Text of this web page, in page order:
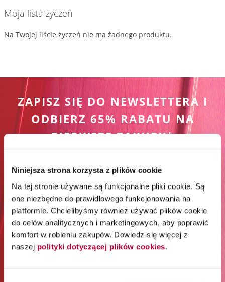
Niniejsza strona korzysta z plików cookie
Na tej stronie używane są funkcjonalne pliki cookie. Są
one niezbędne do prawidłowego funkcjonowania na
platformie. Chcielibyśmy również używać plików cookie
do celów analitycznych i marketingowych, aby poprawić
komfort w robieniu zakupów. Dowiedz się więcej z
naszej polityki dotyczącej plików cookies.
Moja lista życzeń
Na Twojej liście życzeń nie ma żadnego produktu.
ZAPISZ SIĘ DO NEWSLETTERA I
ODBIERZ 65% RABATU NA
PIERWSZE ZAKUPY*
*Rabat jest jednorazowy. Obejmuje marki Wella
Professionals (z wyłączeniem Wella Care, Wella Technik i
akcesoriów) i Londa Professional.
Zapisz się do newslettera:
Zapisz się
Podając swój adres e-mail i klikając „Zapisz się”, wyrażasz zgodę na